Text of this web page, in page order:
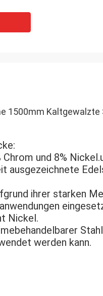
rufen Sie bald zurück!
1500mm
und 8%
ausgezeichnete
ihrer starken
Nickel.
werden kann.